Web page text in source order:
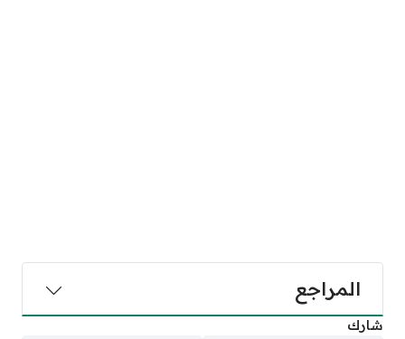
المراجع
شارك